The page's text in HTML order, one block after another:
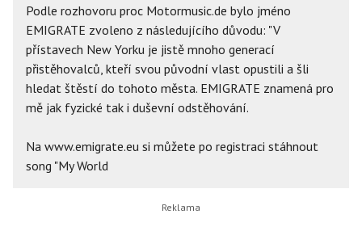
Podle rozhovoru proc Motormusic.de bylo jméno
EMIGRATE zvoleno z následujícího důvodu: "V
přístavech New Yorku je jistě mnoho generací
přistěhovalců, kteří svou původní vlast opustili a šli
hledat štěstí do tohoto města. EMIGRATE znamená pro
mě jak fyzické tak i duševní odstěhování.
Na www.emigrate.eu si můžete po registraci stáhnout
song "My World